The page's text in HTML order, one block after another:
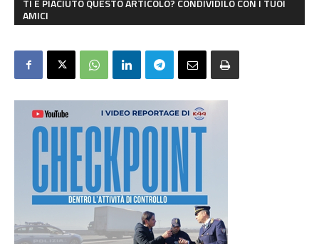
TI È PIACIUTO QUESTO ARTICOLO? CONDIVIDILO CON I TUOI
AMICI